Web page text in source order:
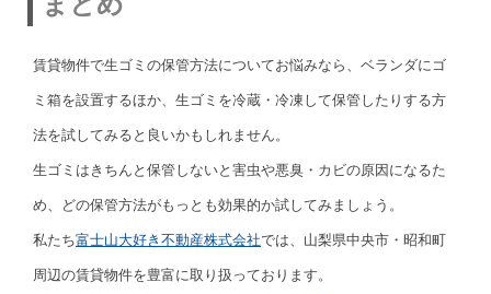
賃貸物件で生ゴミの保管方法についてお悩みなら、ベランダにゴ
ミ箱を設置するほか、生ゴミを冷蔵・冷凍して保管したりする方
法を試してみると良いかもしれません。
生ゴミはきちんと保管しないと害虫や悪臭・カビの原因になるた
め、どの保管方法がもっとも効果的か試してみましょう。
私たち富士山大好き不動産株式会社では、山梨県中央市・昭和町
周辺の賃貸物件を豊富に取り扱っております。